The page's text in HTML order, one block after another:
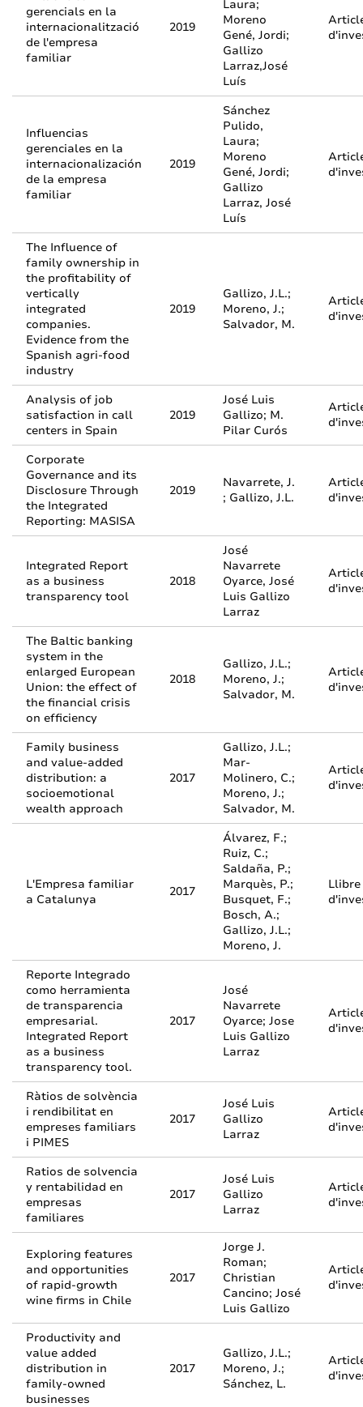
gerencials en la
internacionalització
de l'empresa
familiar
2019
Laura;
Moreno
Gené, Jordi;
Gallizo
Larraz,José
Luís
Influencias
gerenciales en la
internacionalización
de la empresa
familiar
2019
Sánchez
Pulido,
Laura;
Moreno
Gené, Jordi;
Gallizo
Larraz, José
Luís
The Influence of
family ownership in
the profitability of
vertically
integrated
companies.
Evidence from the
Spanish agri-food
industry
2019
Gallizo, J.L.;
Moreno, J.;
Salvador, M.
Analysis of job
satisfaction in call
centers in Spain
2019
José Luis
Gallizo; M.
Pilar Curós
Corporate
Governance and its
Disclosure Through
the Integrated
Reporting: MASISA
2019
Navarrete, J.
; Gallizo, J.L.
Integrated Report
as a business
transparency tool
2018
José
Navarrete
Oyarce, José
Luis Gallizo
Larraz
The Baltic banking
system in the
enlarged European
Union: the effect of
the financial crisis
on efficiency
2018
Gallizo, J.L.;
Moreno, J.;
Salvador, M.
Family business
and value-added
distribution: a
socioemotional
wealth approach
2017
Gallizo, J.L.;
Mar-
Molinero, C.;
Moreno, J.;
Salvador, M.
L'Empresa familiar
a Catalunya
2017
Álvarez, F.;
Ruiz, C.;
Saldaña, P.;
Marquès, P.;
Busquet, F.;
Bosch, A.;
Gallizo, J.L.;
Moreno, J.
Llibre
Reporte Integrado
como herramienta
de transparencia
empresarial.
Integrated Report
as a business
transparency tool.
2017
José
Navarrete
Oyarce; Jose
Luis Gallizo
Larraz
Ràtios de solvència
i rendibilitat en
empreses familiars
i PIMES
2017
José Luis
Gallizo
Larraz
Ratios de solvencia
y rentabilidad en
empresas
familiares
2017
José Luis
Gallizo
Larraz
Exploring features
and opportunities
of rapid-growth
wine firms in Chile
2017
Jorge J.
Roman;
Christian
Cancino; José
Luis Gallizo
Productivity and
value added
distribution in
family-owned
businesses
2017
Gallizo, J.L.;
Moreno, J.;
Sánchez, L.